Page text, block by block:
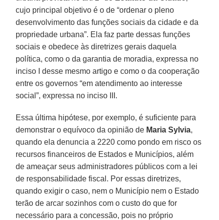
cujo principal objetivo é o de “ordenar o pleno
desenvolvimento das funções sociais da cidade e da
propriedade urbana”. Ela faz parte dessas funções
sociais e obedece às diretrizes gerais daquela
política, como o da garantia de moradia, expressa no
inciso I desse mesmo artigo e como o da cooperação
entre os governos “em atendimento ao interesse
social”, expressa no inciso III.
Essa última hipótese, por exemplo, é suficiente para
demonstrar o equívoco da opinião de Maria Sylvia,
quando ela denuncia a 2220 como pondo em risco os
recursos financeiros de Estados e Municípios, além
de ameaçar seus administradores públicos com a lei
de responsabilidade fiscal. Por essas diretrizes,
quando exigir o caso, nem o Município nem o Estado
terão de arcar sozinhos com o custo do que for
necessário para a concessão, pois no próprio